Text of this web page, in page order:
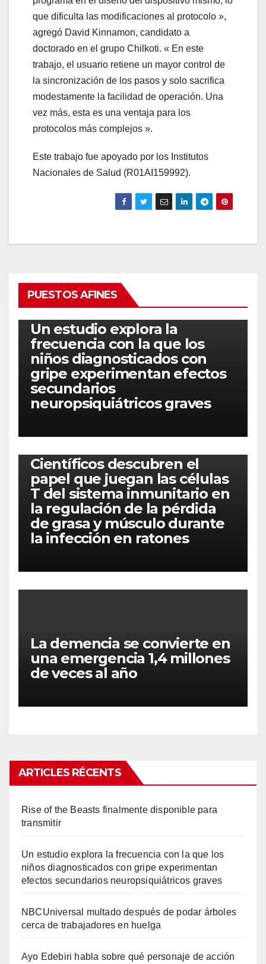
que dificulta las modificaciones al protocolo »,
agregó David Kinnamon, candidato a
doctorado en el grupo Chilkoti. « En este
trabajo, el usuario retiene un mayor control de
la sincronización de los pasos y solo sacrifica
modestamente la facilidad de operación. Una
vez más, esta es una ventaja para los
protocolos más complejos ».
Este trabajo fue apoyado por los Institutos
Nacionales de Salud (R01AI159992).
PUESTOS AFINES
Un estudio explora la
frecuencia con la que los
niños diagnosticados con
gripe experimentan efectos
secundarios
neuropsiquiátricos graves
Científicos descubren el
papel que juegan las células
T del sistema inmunitario en
la regulación de la pérdida
de grasa y músculo durante
la infección en ratones
La demencia se convierte en
una emergencia 1,4 millones
de veces al año
ARTICLES RÉCENTS
Rise of the Beasts finalmente disponible para
transmitir
Un estudio explora la frecuencia con la que los
niños diagnosticados con gripe experimentan
efectos secundarios neuropsiquiátricos graves
NBCUniversal multado después de podar árboles
cerca de trabajadores en huelga
Ayo Edebiri habla sobre qué personaje de acción